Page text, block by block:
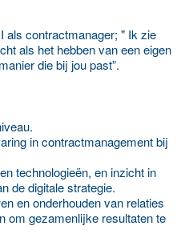
als contractmanager; " Ik zie
als het hebben van een eigen
die bij jou past”.
in contractmanagement bij
technologieën, en inzicht in
de digitale strategie.
en onderhouden van relaties
om gezamenlijke resultaten te